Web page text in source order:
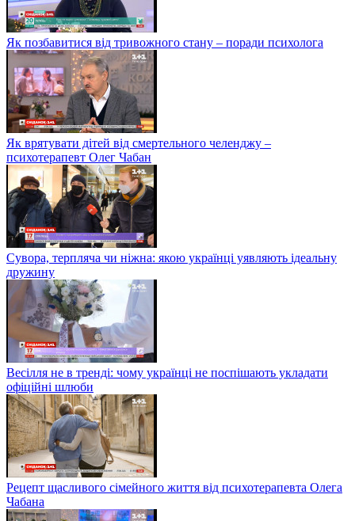
Як позбавитися від тривожного стану – поради психолога
Як врятувати дітей від смертельного челенджу –
психотерапевт Олег Чабан
Сувора, терпляча чи ніжна: якою українці уявляють ідеальну
дружину
Весілля не в тренді: чому українці не поспішають укладати
офіційні шлюби
Рецепт щасливого сімейного життя від психотерапевта Олега
Чабана